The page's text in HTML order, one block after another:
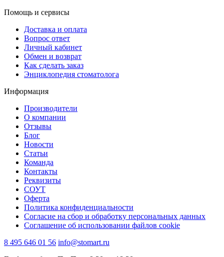
Помощь и сервисы
Доставка и оплата
Вопрос ответ
Личный кабинет
Обмен и возврат
Как сделать заказ
Энциклопедия стоматолога
Информация
Производители
О компании
Отзывы
Блог
Новости
Статьи
Команда
Контакты
Реквизиты
СОУТ
Оферта
Политика конфиденциальности
Согласие на сбор и обработку персональных данных
Соглашение об использовании файлов cookie
8 495 646 01 56 info@stomart.ru